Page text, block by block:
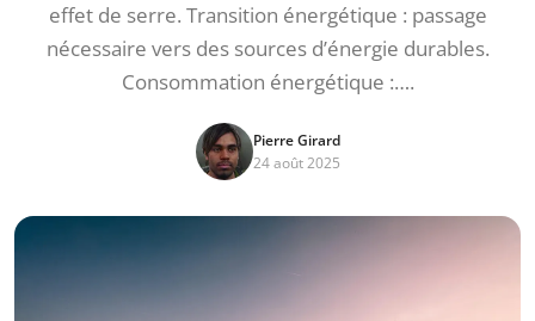
effet de serre. Transition énergétique : passage
nécessaire vers des sources d’énergie durables.
Consommation énergétique :….
Pierre Girard
24 août 2025